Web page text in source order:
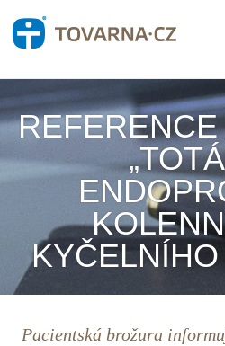
Pacientská brožura